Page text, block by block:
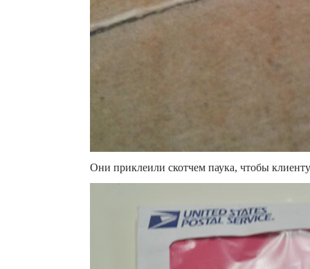
Они приклеили скотчем паука, чтобы